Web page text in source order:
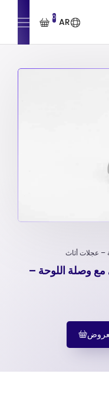
AR
0
– عجلات أثاث
وصلة اللوحة –